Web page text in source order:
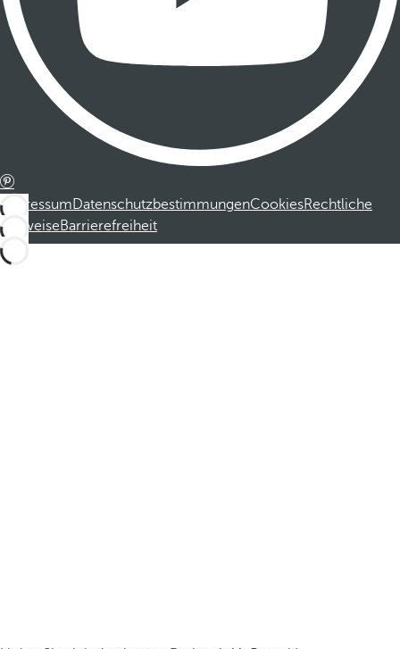
ImpressumDatenschutzbestimmungenCookiesRechtliche
HinweiseBarrierefreiheit